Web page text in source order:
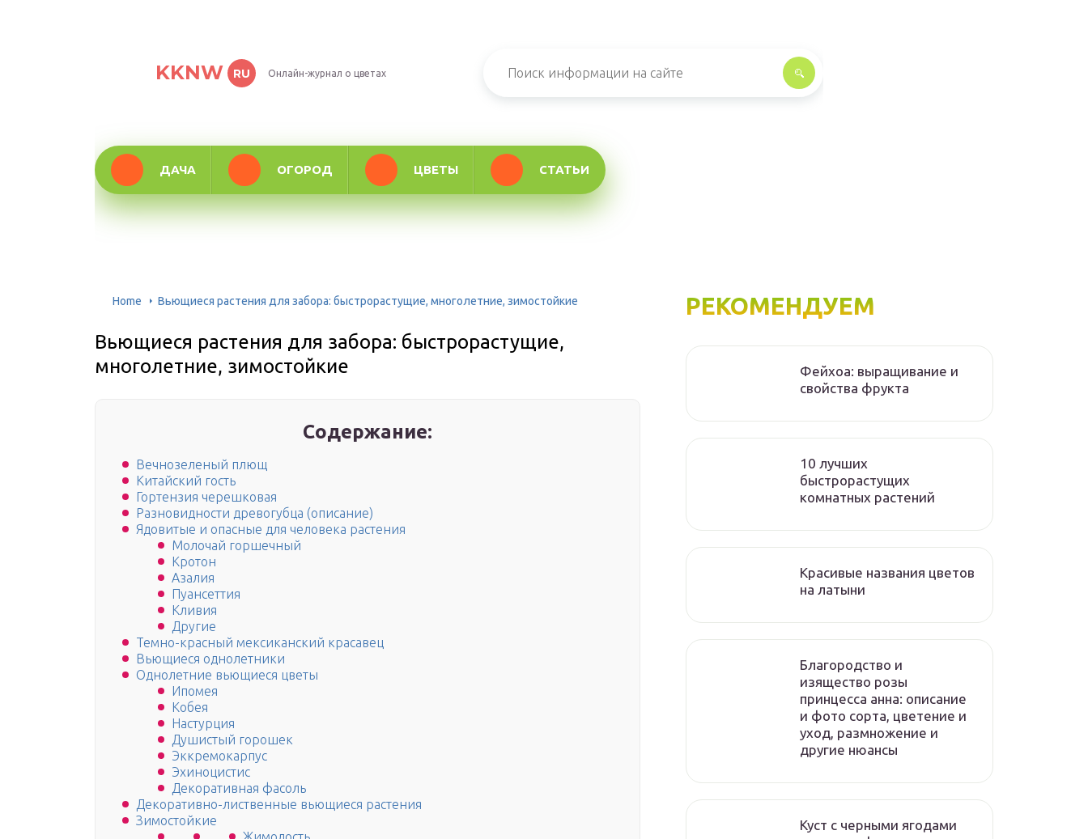
KKNW RU Онлайн-журнал о цветах
ДАЧА ОГОРОД ЦВЕТЫ СТАТЬИ
Home Вьющиеся растения для забора: быстрорастущие, многолетние, зимостойкие
Вьющиеся растения для забора: быстрорастущие,
многолетние, зимостойкие
Содержание:
Вечнозеленый плющ
Китайский гость
Гортензия черешковая
Разновидности древогубца (описание)
Ядовитые и опасные для человека растения
Молочай горшечный
Кротон
Азалия
Пуансеттия
Кливия
Другие
Темно-красный мексиканский красавец
Вьющиеся однолетники
Однолетние вьющиеся цветы
Ипомея
Кобея
Настурция
Душистый горошек
Эккремокарпус
Эхиноцистис
Декоративная фасоль
Декоративно-лиственные вьющиеся растения
Зимостойкие
РЕКОМЕНДУЕМ
Фейхоа: выращивание и
свойства фрукта
10 лучших
быстрорастущих
комнатных растений
Красивые названия цветов
на латыни
Благородство и
изящество розы
принцесса анна: описание
и фото сорта, цветение и
уход, размножение и
другие нюансы
Куст с черными ягодами